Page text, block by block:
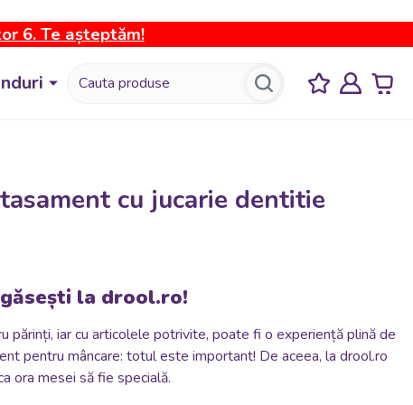
6. Te așteptăm!
cu jucarie dentitie
la drool.ro!
părinți, iar cu articolele potrivite, poate fi o experiență plină de
pentru mâncare: totul este important! De aceea, la drool.ro
ora mesei să fie specială.